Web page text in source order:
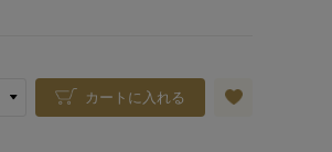
カートに入れる